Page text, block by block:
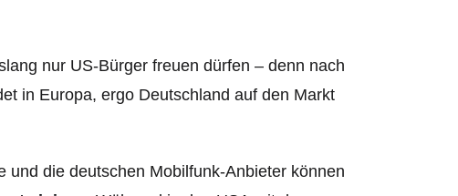
nur US-Bürger freuen dürfen – denn nach
in Europa, ergo Deutschland auf den Markt
die deutschen Mobilfunk-Anbieter können